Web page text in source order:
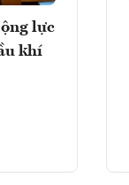
lực
khí